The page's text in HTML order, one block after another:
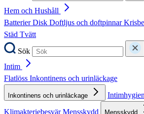
Hem och Hushåll
BatterierDisk Doftljus och doftpinnar
Städ Tvätt
Sök
Intim
Flatlöss Inkontinens och urinläckage
Inkontinens och urinläckage
KlimakteriebesvärMensskydd Mensskydd